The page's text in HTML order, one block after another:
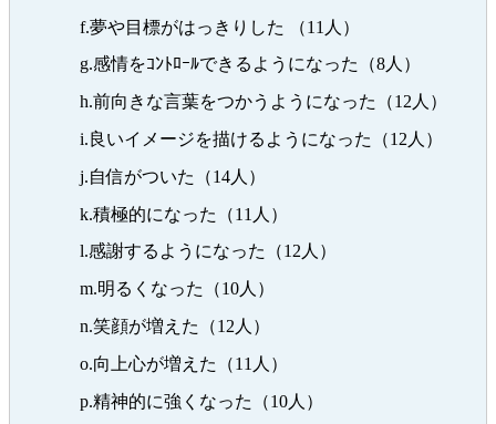
f.夢や目標がはっきりした （11人）
g.感情をｺﾝﾄﾛｰﾙできるようになった（8人）
h.前向きな言葉をつかうようになった（12人）
i.良いイメージを描けるようになった（12人）
j.自信がついた（14人）
k.積極的になった（11人）
l.感謝するようになった（12人）
m.明るくなった（10人）
n.笑顔が増えた（12人）
o.向上心が増えた（11人）
p.精神的に強くなった（10人）